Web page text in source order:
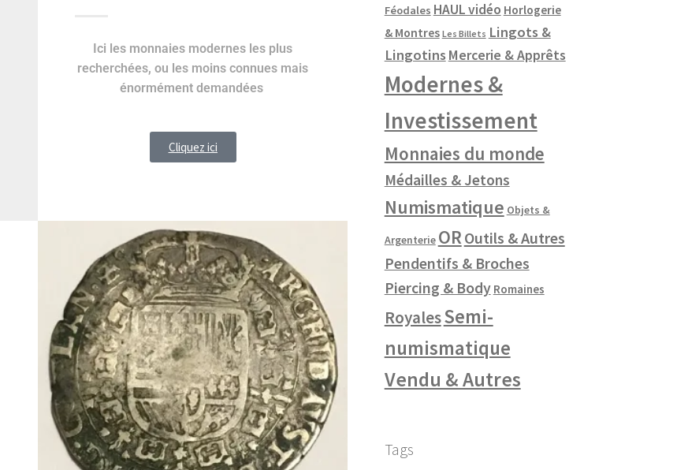
Ici les monnaies modernes les plus
recherchées, ou les moins connues mais
énormément demandées
Cliquez ici
Féodales HAUL vidéo Horlogerie
& Montres Les Billets Lingots &
Lingotins Mercerie & Apprêts
Modernes &
Investissement
Monnaies du monde
Médailles & Jetons
Numismatique Objets &
Argenterie OR Outils & Autres
Pendentifs & Broches
Piercing & Body Romaines
RoyalesSemi-
numismatique
Vendu & Autres
Tags